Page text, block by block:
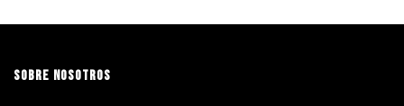
SOBRE NOSOTROS